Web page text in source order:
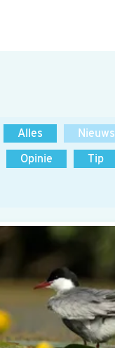
Alles Nieuws
Opinie Tip